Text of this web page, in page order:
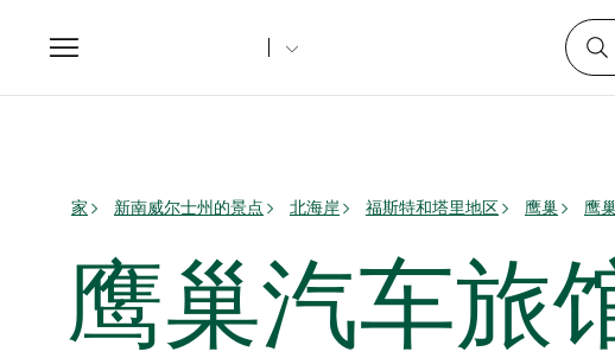
Toggle
navigation
家 新南威尔士州的景点 北海岸 福斯特和塔里地区 鹰巢 鹰
鹰巢汽车旅